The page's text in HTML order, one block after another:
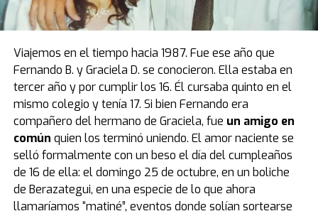
décadas de estadía en Europa. Fue el primer obsequio
que recibió “Pelusa” tras conquistar la Copa del Mundo
deMéxico 1986, cortesía del por entonces presidente
del Napoli, Corrado Ferlaino.
El proceso para que las llaves de aquel mítico auto
deportivo llegaran a las manos de Maradona fue
caótico.
Guillermo Coppola, exmanager del Diez, tuvo
que convencer al mismísimo Enzo Ferrari de pintar de
negro un modelo que solo conocía el rojo. Luego,
gestionó la venta del coche en un aeropuerto por un
precio mayor al que había pagado originalmente, con el
Viajemos en el tiempo hacia 1987. Fue ese año que
Fernando B. y Graciela D. se conocieron. Ella estaba en
tercer año y por cumplir los 16. Él cursaba quinto en el
mismo colegio y tenía 17. Si bien Fernando era
compañero del hermano de Graciela, fue un amigo en
común quien los terminó uniendo. El amor naciente se
selló formalmente con un beso el día del cumpleaños
de 16 de ella: el domingo 25 de octubre, en un boliche
de Berazategui, en una especie de lo que ahora
llamaríamos “matiné”, eventos donde solían sortearse